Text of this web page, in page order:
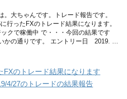
。大ちゃんです。トレード報告です。
行ったFXのトレード結果になります。
ックで稼働中 で・・・今回の結果です
かの通りです。 エントリー日 2019. …
FXのトレード結果になります
4/27のトレードの結果報告